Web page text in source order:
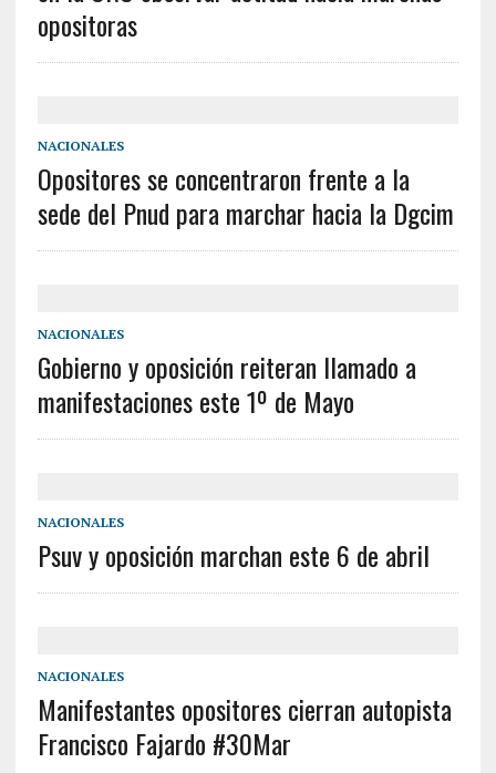
opositoras
NACIONALES
Opositores se concentraron frente a la
sede del Pnud para marchar hacia la Dgcim
NACIONALES
Gobierno y oposición reiteran llamado a
manifestaciones este 1º de Mayo
NACIONALES
Psuv y oposición marchan este 6 de abril
NACIONALES
Manifestantes opositores cierran autopista
Francisco Fajardo #30Mar